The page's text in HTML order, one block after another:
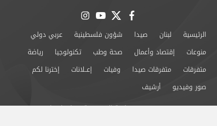
facebook
twitter
youtube
instagram
الرئيسية لبنان صيدا شؤون فلسطينية
عربي دولي
منوعات
إقتصاد وأعمال صحة وطب تكنولوجيا
رياضة
متفرقات
متفرقات صيدا وفيات إعــلانات
إخترنا لكم
صور وفيديو
أرشيف
من نحن
سياسة الخصوصية اتصل بنا